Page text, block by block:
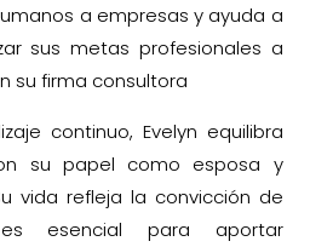
a empresas y ayuda a
sus metas profesionales a
su firma consultora
continuo, Evelyn equilibra
su papel como esposa y
vida refleja la convicción de
esencial para aportar